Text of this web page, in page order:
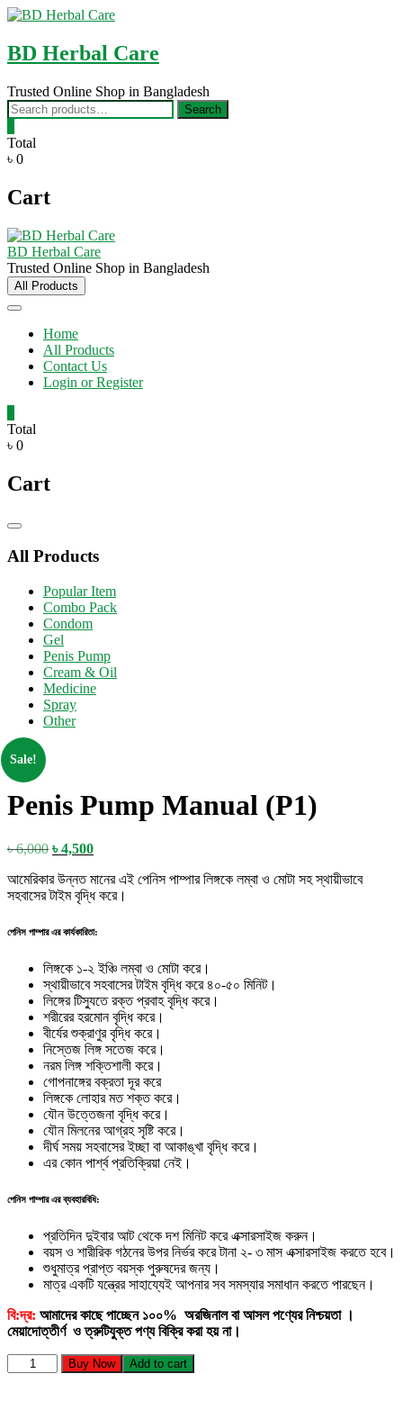
Skip
content
BD Herbal Care
Trusted Online Shop in Bangladesh
Search
for:
Search
Total
৳ 0
Cart
BD Herbal Care
Trusted Online Shop in Bangladesh
All Products
Home
All Products
Contact Us
Login or Register
Total
৳ 0
Cart
Catalog
All Products
Popular Item
Combo Pack
Condom
Gel
Penis Pump
Cream & Oil
Medicine
Spray
Other
Sale!
Penis Pump Manual (P1)
৳6,000 Original
was:
৳ 6,000.
৳4,500Current
is:
৳ 4,500.
আমেরিকার উন্নত মানের এই পেনিস পাম্পার লিঙ্গকে লম্বা ও মোটা সহ স্থায়ীভাবে
সহবাসের টাইম বৃদ্ধি করে।
পেনিস পাম্পার এর কার্যকারিতা:
লিঙ্গকে ১-২ ইঞ্চি লম্বা ও মোটা করে।
স্থায়ীভাবে সহবাসের টাইম বৃদ্ধি করে ৪০-৫০ মিনিট।
লিঙ্গের টিস্যুতে রক্ত প্রবাহ বৃদ্ধি করে।
শরীরের হরমোন বৃদ্ধি করে।
বীর্যের শুক্রাণুর বৃদ্ধি করে।
নিস্তেজ লিঙ্গ সতেজ করে।
নরম লিঙ্গ শক্তিশালী করে।
গোপনাঙ্গের বক্রতা দূর করে
লিঙ্গকে লোহার মত শক্ত করে।
যৌন উত্তেজনা বৃদ্ধি করে।
যৌন মিলনের আগ্রহ সৃষ্টি করে।
দীর্ঘ সময় সহবাসের ইচ্ছা বা আকাঙ্খা বৃদ্ধি করে।
এর কোন পার্শ্ব প্রতিক্রিয়া নেই।
পেনিস পাম্পার এর ব্যবহারবিধি:
প্রতিদিন দুইবার আট থেকে দশ মিনিট করে এক্সারসাইজ করুন।
বয়স ও শারীরিক গঠনের উপর নির্ভর করে টানা ২- ৩ মাস এক্সারসাইজ করতে হবে।
শুধুমাত্র প্রাপ্ত বয়স্ক পুরুষদের জন্য।
মাত্র একটি যন্ত্রের সাহায্যেই আপনার সব সমস্যার সমাধান করতে পারছেন।
বি:দ্র: আমাদের কাছে পাচ্ছেন ১০০% অরজিনাল বা আসল পণ্যের নিশ্চয়তা ।
মেয়াদোত্তীর্ণ ও ত্রুটিযুক্ত পণ্য বিক্রি করা হয় না।
Penis
Pump
Buy Now Add to cart